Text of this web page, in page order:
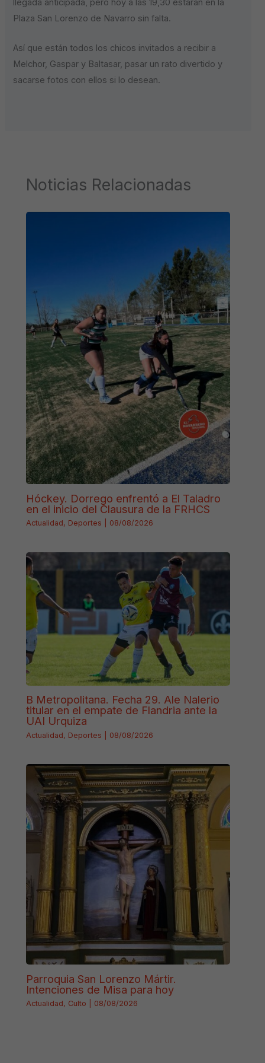
llegada anticipada, pero hoy a las 19,30 estarán en la
Plaza San Lorenzo de Navarro sin falta.
Así que están todos los chicos invitados a recibir a
Melchor, Gaspar y Baltasar, pasar un rato divertido y
sacarse fotos con ellos si lo desean.
Noticias Relacionadas
Hóckey. Dorrego enfrentó a El Taladro
en el inicio del Clausura de la FRHCS
Actualidad, Deportes 08/08/2026
B Metropolitana. Fecha 29. Ale Nalerio
titular en el empate de Flandria ante la
UAI Urquiza
Actualidad, Deportes 08/08/2026
Parroquia San Lorenzo Mártir.
Intenciones de Misa para hoy
Actualidad, Culto 08/08/2026